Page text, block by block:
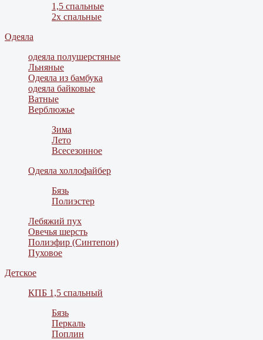
1,5 спальные
2х спальные
Одеяла
одеяла полушерстяные
Льняные
Одеяла из бамбука
одеяла байковые
Ватные
Верблюжье
Зима
Лето
Всесезонное
Одеяла холлофайбер
Бязь
Полиэстер
Лебяжий пух
Овечья шерсть
Полиэфир (Синтепон)
Пуховое
Детское
КПБ 1,5 спальный
Бязь
Перкаль
Поплин